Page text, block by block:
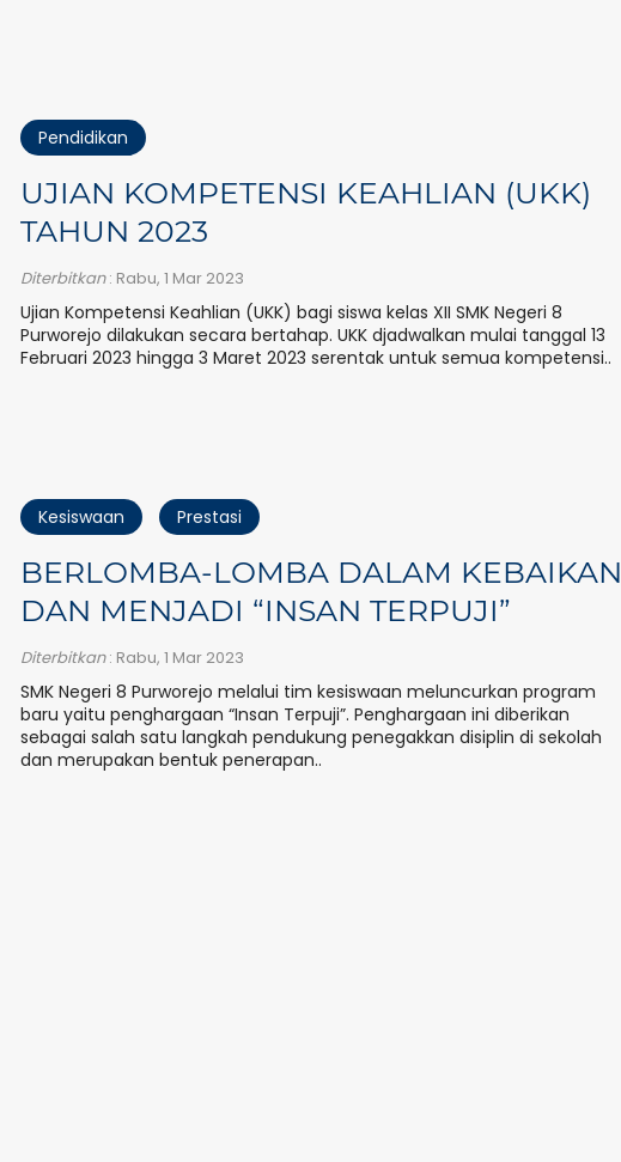
Pendidikan
UJIAN KOMPETENSI KEAHLIAN (UKK)
TAHUN 2023
Diterbitkan: Rabu, 1 Mar 2023
Ujian Kompetensi Keahlian (UKK) bagi siswa kelas XII SMK Negeri 8
Purworejo dilakukan secara bertahap. UKK djadwalkan mulai tanggal 13
Februari 2023 hingga 3 Maret 2023 serentak untuk semua kompetensi..
Kesiswaan Prestasi
BERLOMBA-LOMBA DALAM KEBAIKAN
DAN MENJADI “INSAN TERPUJI”
Diterbitkan: Rabu, 1 Mar 2023
SMK Negeri 8 Purworejo melalui tim kesiswaan meluncurkan program
baru yaitu penghargaan “Insan Terpuji”. Penghargaan ini diberikan
sebagai salah satu langkah pendukung penegakkan disiplin di sekolah
dan merupakan bentuk penerapan..